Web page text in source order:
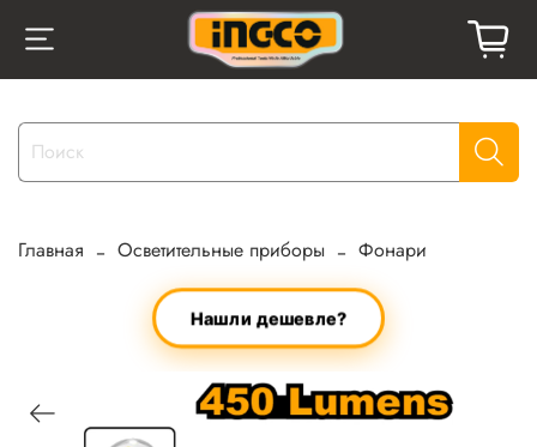
Главная Осветительные приборы Фонари
Нашли дешевле?